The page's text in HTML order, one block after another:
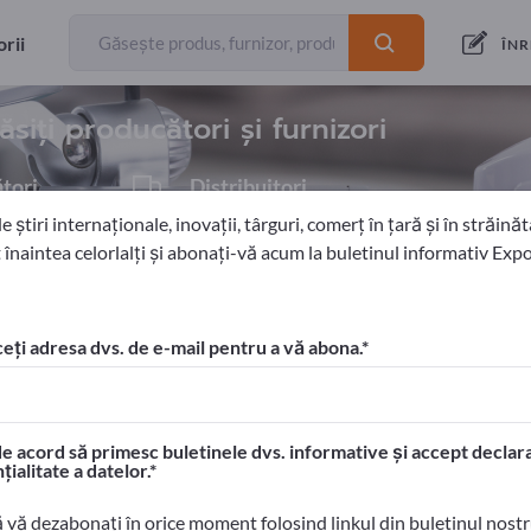
producători și furnizori
Distribuitori
1
exportatori
comerciale >> începeți aici
dvs. pe Exportpages.
aici
știri internaționale, inovații, târguri, comerț în țară și în
celorlalți și abonați-vă acum la buletinul informativ
adresa dvs. de e-mail pentru a vă abona.
acord să primesc buletinele dvs. informative și accept
a datelor.
vă dezabonați în orice moment folosind linkul din buletinul